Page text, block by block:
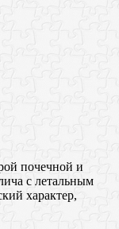
почечной и
с летальным
характер,